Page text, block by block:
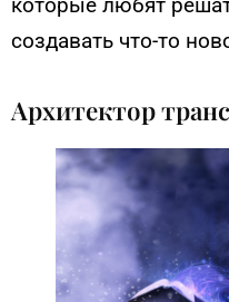
создавать что-то
Архитектор